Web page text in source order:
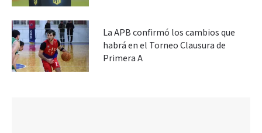
La APB confirmó los cambios que
habrá en el Torneo Clausura de
Primera A